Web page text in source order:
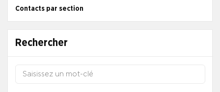
Contacts par section
Rechercher